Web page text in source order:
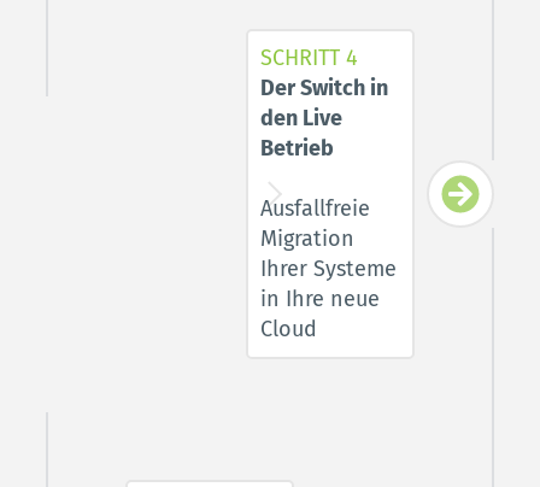
SCHRITT 4
Der Switch in
den Live
Betrieb
Ausfallfreie
Migration
Ihrer Systeme
in Ihre neue
Cloud